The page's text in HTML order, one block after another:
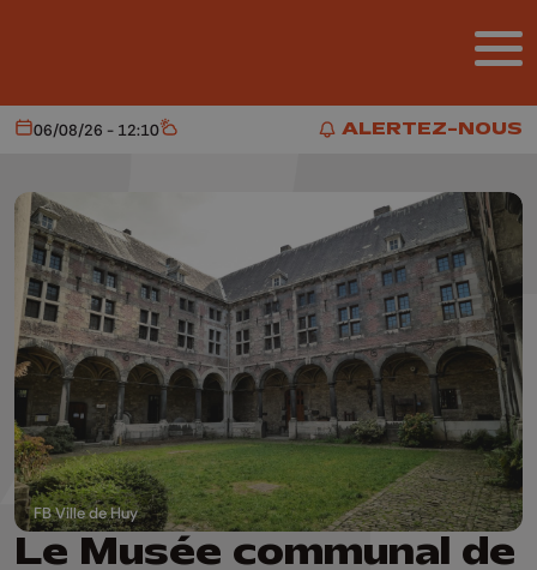
ALERTEZ-NOUS
ALERTEZ-NOUS
Aujourd'hui
06/08/26 - 12:10 Météo
Le Musée communal de
FB Ville de Huy